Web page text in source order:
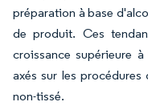
préparation à base
de produit. Ces
croissance supérieure
axés sur les
non-tissé.